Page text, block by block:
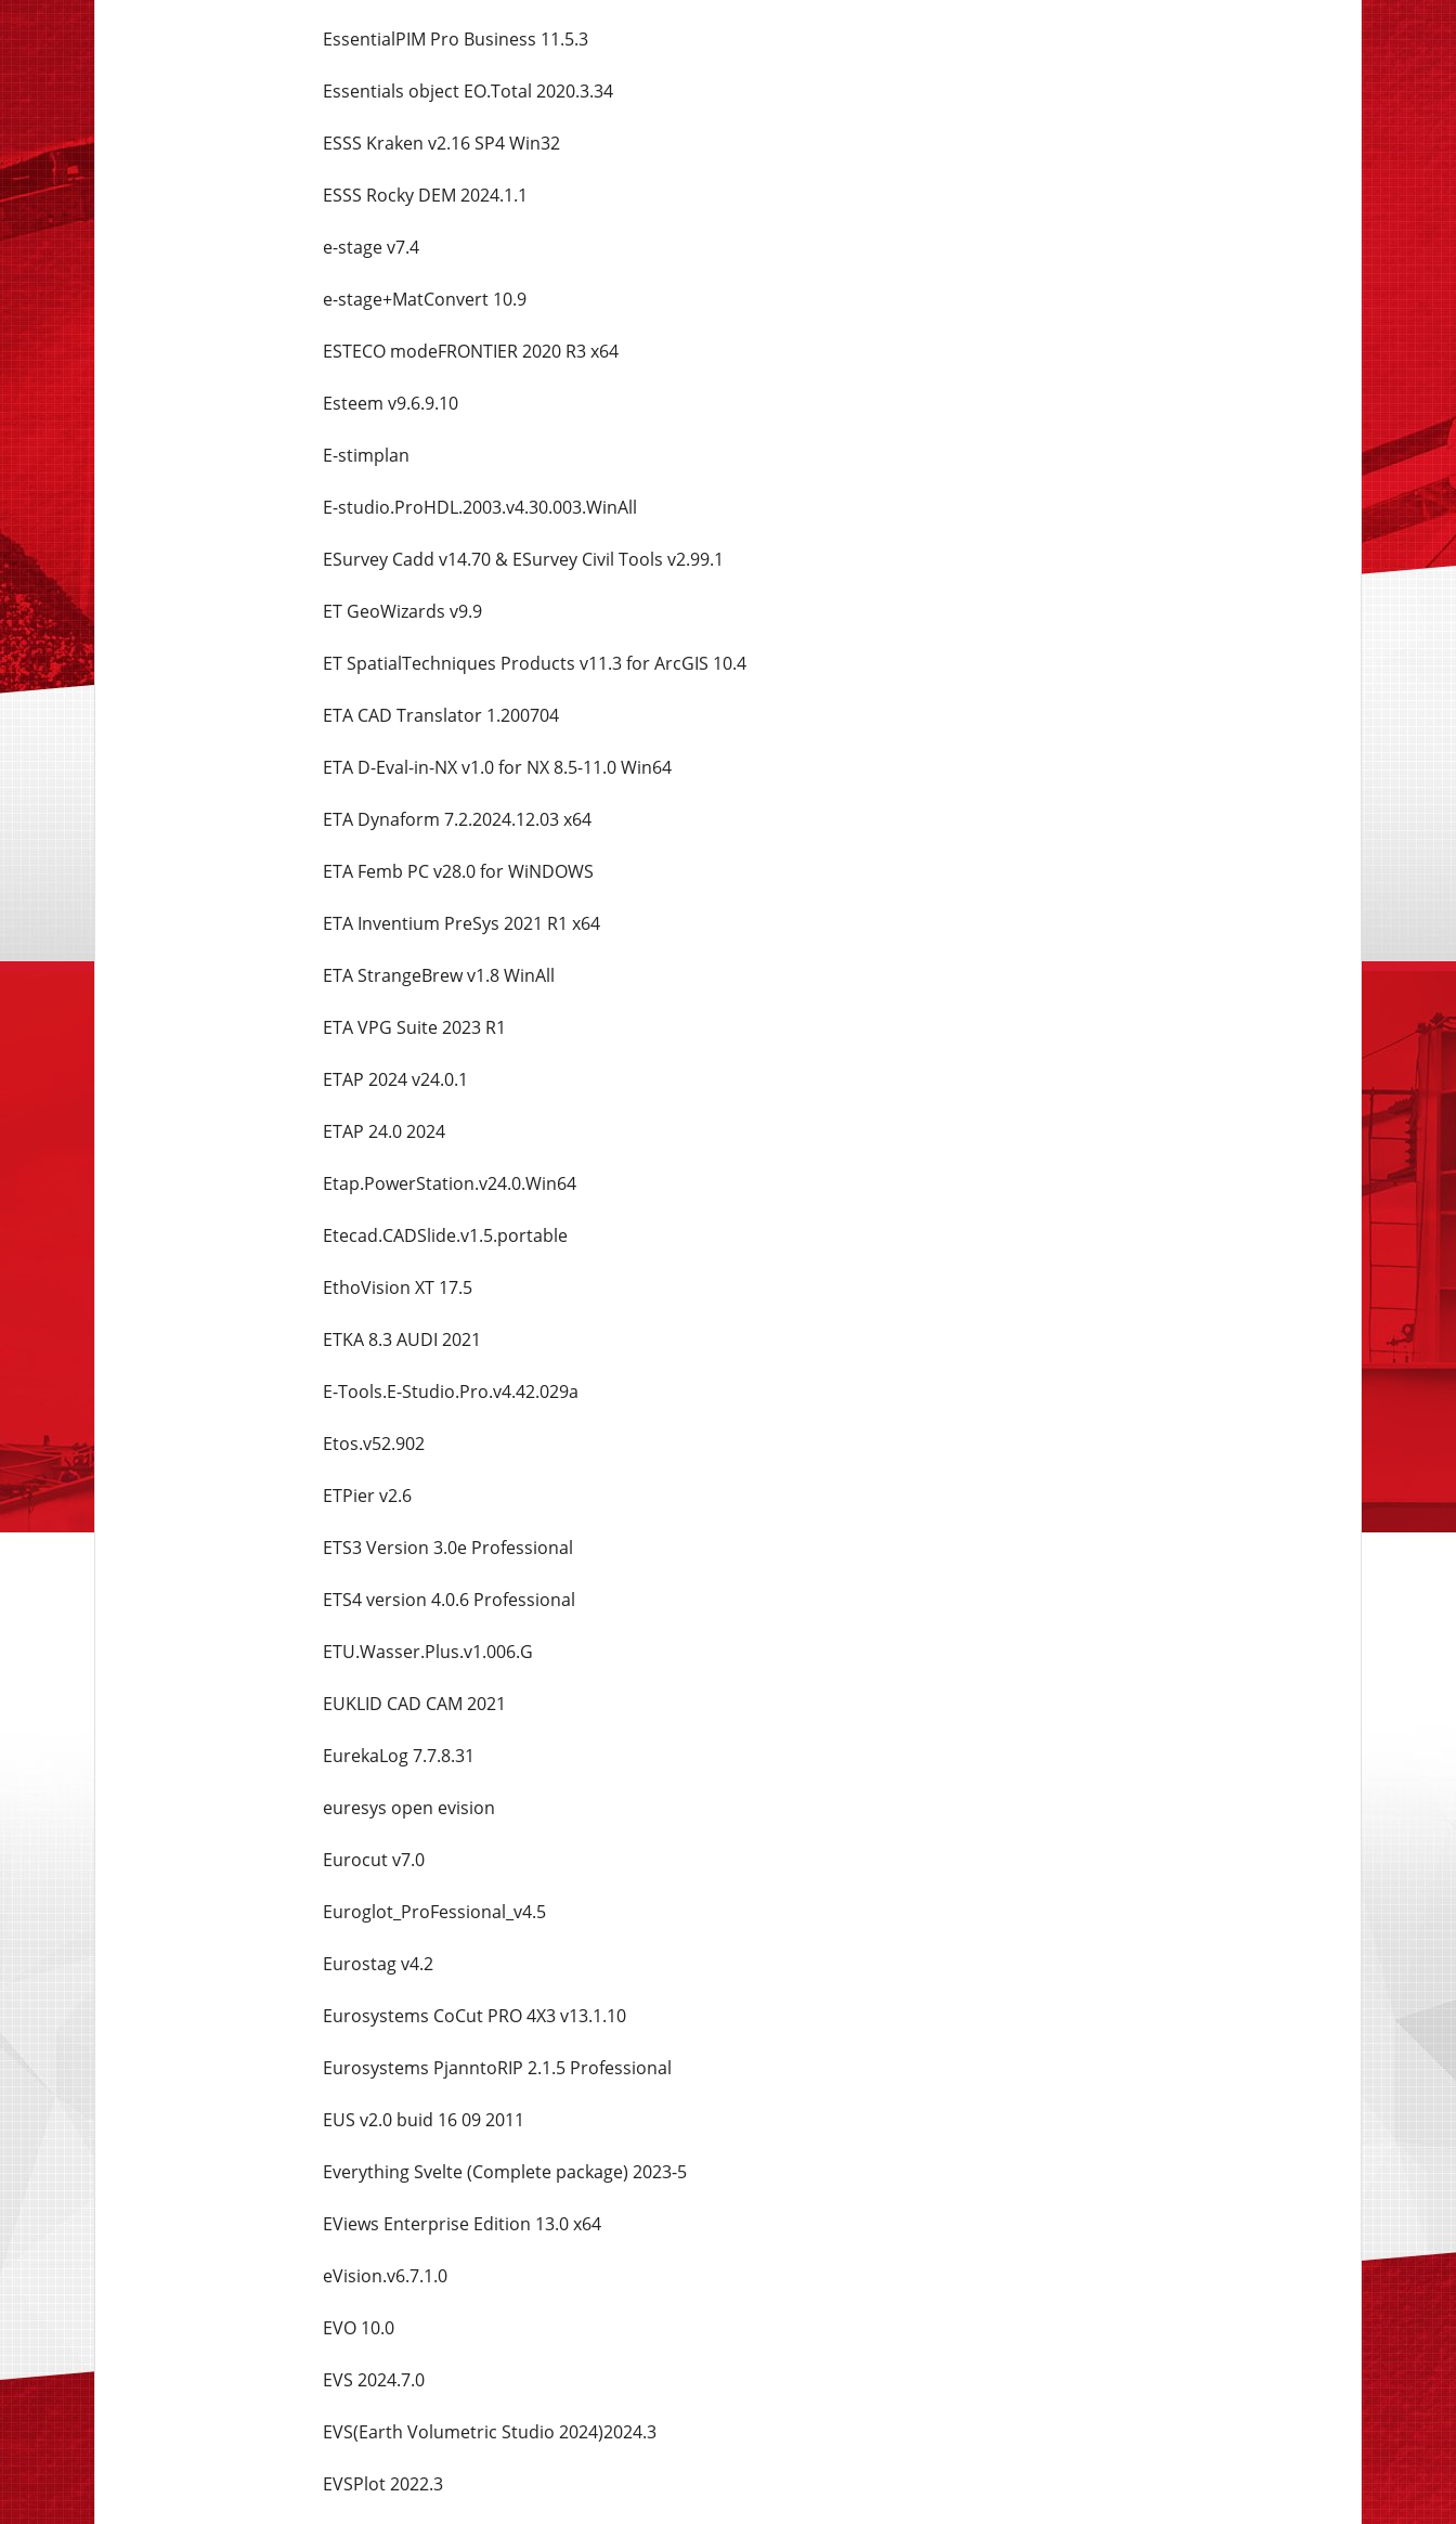
EssentialPIM Pro Business 11.5.3
Essentials object EO.Total 2020.3.34
ESSS Kraken v2.16 SP4 Win32
ESSS Rocky DEM 2024.1.1
e-stage v7.4
e-stage+MatConvert 10.9
ESTECO modeFRONTIER 2020 R3 x64
Esteem v9.6.9.10
E-stimplan
E-studio.ProHDL.2003.v4.30.003.WinAll
ESurvey Cadd v14.70 & ESurvey Civil Tools v2.99.1
ET GeoWizards v9.9
ET SpatialTechniques Products v11.3 for ArcGIS 10.4
ETA CAD Translator 1.200704
ETA D-Eval-in-NX v1.0 for NX 8.5-11.0 Win64
ETA Dynaform 7.2.2024.12.03 x64
ETA Femb PC v28.0 for WiNDOWS
ETA Inventium PreSys 2021 R1 x64
ETA StrangeBrew v1.8 WinAll
ETA VPG Suite 2023 R1
ETAP 2024 v24.0.1
ETAP 24.0 2024
Etap.PowerStation.v24.0.Win64
Etecad.CADSlide.v1.5.portable
EthoVision XT 17.5
ETKA 8.3 AUDI 2021
E-Tools.E-Studio.Pro.v4.42.029a
Etos.v52.902
ETPier v2.6
ETS3 Version 3.0e Professional
ETS4 version 4.0.6 Professional
ETU.Wasser.Plus.v1.006.G
EUKLID CAD CAM 2021
EurekaLog 7.7.8.31
euresys open evision
Eurocut v7.0
Euroglot_ProFessional_v4.5
Eurostag v4.2
Eurosystems CoCut PRO 4X3 v13.1.10
Eurosystems PjanntoRIP 2.1.5 Professional
EUS v2.0 buid 16 09 2011
Everything Svelte (Complete package) 2023-5
EViews Enterprise Edition 13.0 x64
eVision.v6.7.1.0
EVO 10.0
EVS 2024.7.0
EVS(Earth Volumetric Studio 2024)2024.3
EVSPlot 2022.3